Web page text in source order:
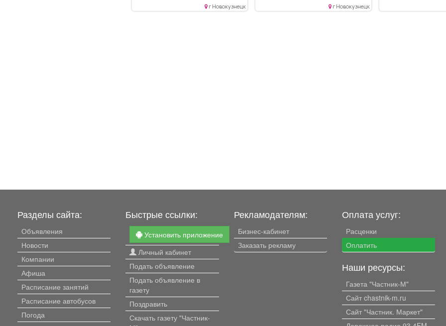
г Новокузнецк г Новокузнецк
Разделы сайта:
Объявления
Новости
Компании
Афиша
Расписание занятий
Расписание автобусов
Погода
Быстрые ссылки:
Установить приложение
Личный кабинет
Подать объявление
Подать объявление в
газету
Поздравить
Скачать газету "Частник-
Рекламодателям:
Бизнес-кабинет
Заказать рекламу
Оплата услуг:
Расценки
Оплатить
Наши ресурсы:
Газета "Частник-М"
Сайт chastnik-m.ru
Сайт "Частник. Маркет"